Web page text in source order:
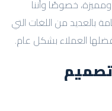
ومميزة، خصوصًا وأننا
بالعديد من اللغات التي
العملاء بشكل عام.